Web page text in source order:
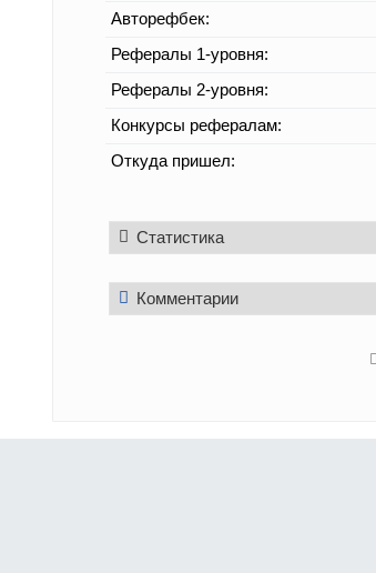
Авторефбек:
Рефералы 1-уровня:
Рефералы 2-уровня:
Конкурсы рефералам:
Откуда пришел:
Статистика
Комментарии